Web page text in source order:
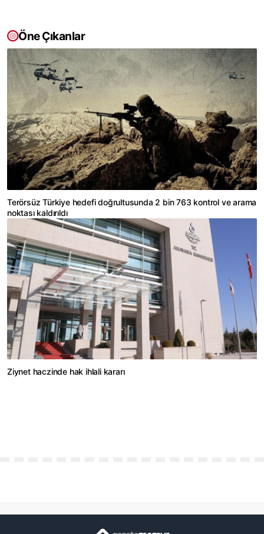
Öne Çıkanlar
Terörsüz Türkiye hedefi doğrultusunda 2 bin 763 kontrol ve arama
noktası kaldırıldı
Ziynet haczinde hak ihlali kararı